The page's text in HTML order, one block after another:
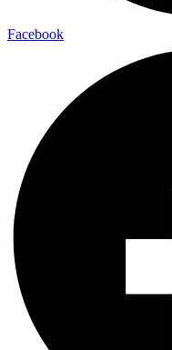
Facebook